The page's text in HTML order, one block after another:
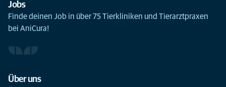
Jobs
Finde deinen Job in über 75 Tierkliniken und Tierarztpraxen
bei AniCura!
Über uns